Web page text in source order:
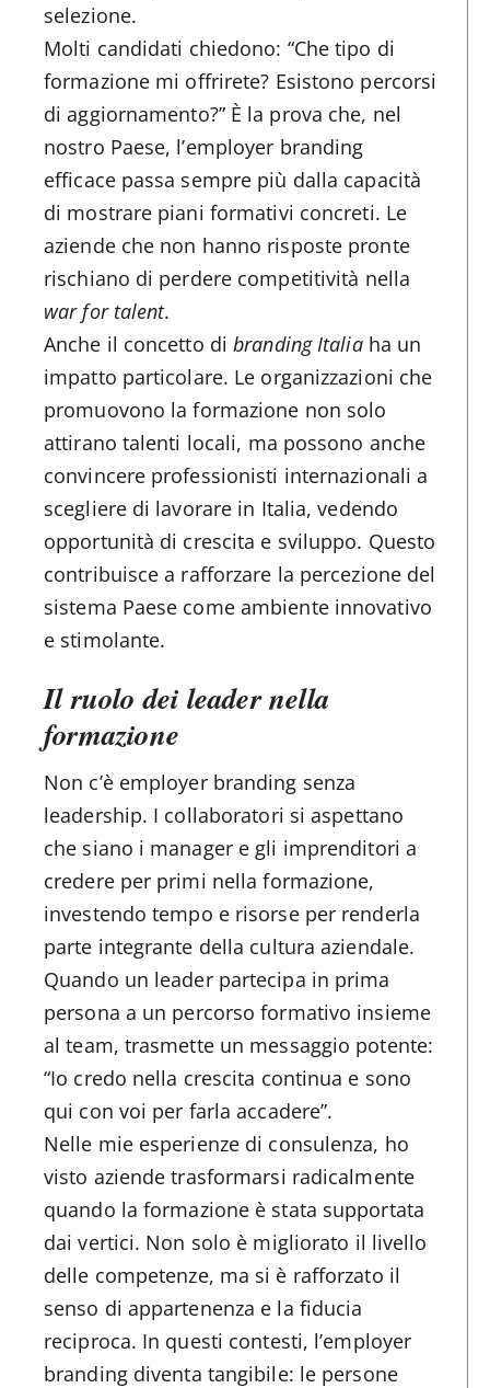
selezione.
Molti candidati chiedono: “Che tipo di
formazione mi offrirete? Esistono percorsi
di aggiornamento?” È la prova che, nel
nostro Paese, l’employer branding
efficace passa sempre più dalla capacità
di mostrare piani formativi concreti. Le
aziende che non hanno risposte pronte
rischiano di perdere competitività nella
war for talent.
Anche il concetto dibranding Italiaha un
impatto particolare. Le organizzazioni che
promuovono la formazione non solo
attirano talenti locali, ma possono anche
convincere professionisti internazionali a
scegliere di lavorare in Italia, vedendo
opportunità di crescita e sviluppo. Questo
contribuisce a rafforzare la percezione del
sistema Paese come ambiente innovativo
e stimolante.
Il ruolo dei leader nella
formazione
Non c’è employer branding senza
leadership. I collaboratori si aspettano
che siano i manager e gli imprenditori a
credere per primi nella formazione,
investendo tempo e risorse per renderla
parte integrante della cultura aziendale.
Quando un leader partecipa in prima
persona a un percorso formativo insieme
al team, trasmette un messaggio potente:
“Io credo nella crescita continua e sono
qui con voi per farla accadere”.
Nelle mie esperienze di consulenza, ho
visto aziende trasformarsi radicalmente
quando la formazione è stata supportata
dai vertici. Non solo è migliorato il livello
delle competenze, ma si è rafforzato il
senso di appartenenza e la fiducia
reciproca. In questi contesti, l’employer
branding diventa tangibile: le persone